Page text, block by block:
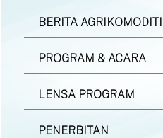
BERITA AGRIKOMODITI
PROGRAM & ACARA
LENSA PROGRAM
PENERBITAN